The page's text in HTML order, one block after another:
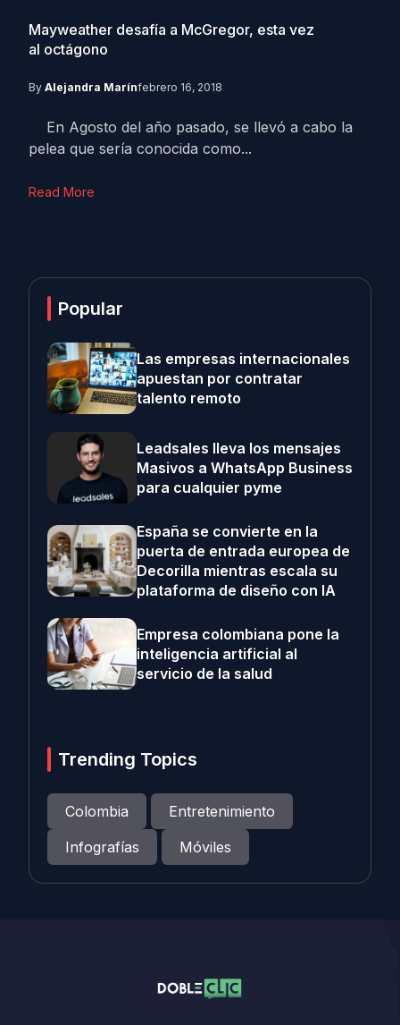
Mayweather desafía a McGregor, esta vez
al octágono
By Alejandra Marínfebrero 16, 2018
En Agosto del año pasado, se llevó a cabo la
pelea que sería conocida como...
Read More
Popular
Las empresas internacionales
apuestan por contratar
talento remoto
Leadsales lleva los mensajes
Masivos a WhatsApp Business
para cualquier pyme
España se convierte en la
puerta de entrada europea de
Decorilla mientras escala su
plataforma de diseño con IA
Empresa colombiana pone la
inteligencia artificial al
servicio de la salud
Trending Topics
Colombia
Entretenimiento
Infografías
Móviles